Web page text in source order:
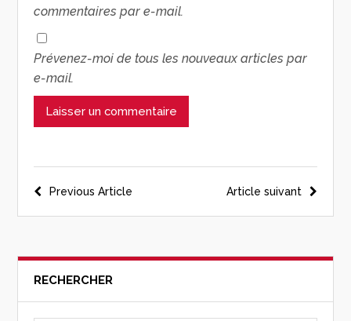
commentaires par e-mail.
Prévenez-moi de tous les nouveaux articles par
e-mail.
Article suivant
Previous Article
RECHERCHER